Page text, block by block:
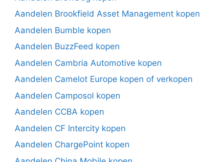
Aandelen Brookfield Asset Management kopen
Aandelen Bumble kopen
Aandelen BuzzFeed kopen
Aandelen Cambria Automotive kopen
Aandelen Camelot Europe kopen of verkopen
Aandelen Camposol kopen
Aandelen CCBA kopen
Aandelen CF Intercity kopen
Aandelen ChargePoint kopen